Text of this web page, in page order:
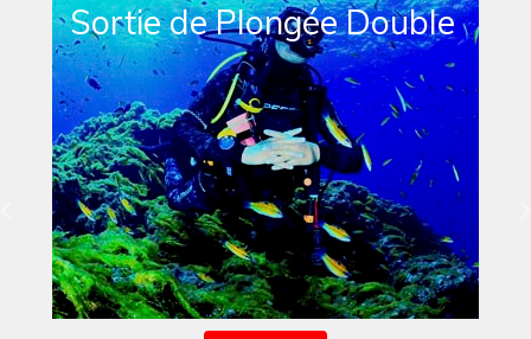
Sortie de Plongée Simple